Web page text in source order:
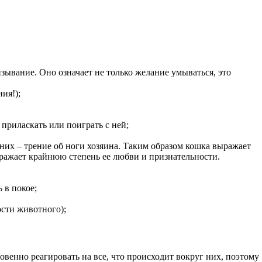
Оно означает не только желание умываться, это
или поиграть с ней;
– трение об ноги хозяина. Таким образом кошка выражает
крайнюю степень ее любви и признательности.
в покое;
животного);
реагировать на все, что происходит вокруг них, поэтому